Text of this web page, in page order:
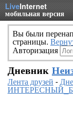
LiveInternet
мобильная версия
Вы были
страницы.
Авторизация
Дневник
Лента друзей -